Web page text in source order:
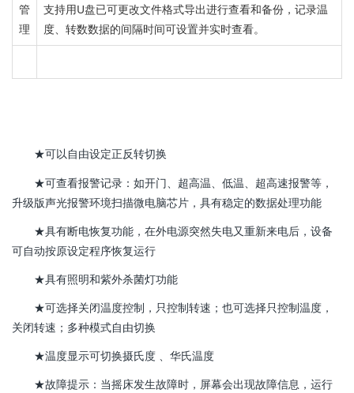
管
理
支持用U盘已可更改文件格式导出进行查看和备份，记录温
度、转数数据的间隔时间可设置并实时查看。
★可以自由设定正反转切换
★可查看报警记录：如开门、超高温、低温、超高速报警等，
升级版声光报警环境扫描微电脑芯片，具有稳定的数据处理功能
★具有断电恢复功能，在外电源突然失电又重新来电后，设备
可自动按原设定程序恢复运行
★具有照明和紫外杀菌灯功能
★可选择关闭温度控制，只控制转速；也可选择只控制温度，
关闭转速；多种模式自由切换
★温度显示可切换摄氏度 、华氏温度
★故障提示：当摇床发生故障时，屏幕会出现故障信息，运行